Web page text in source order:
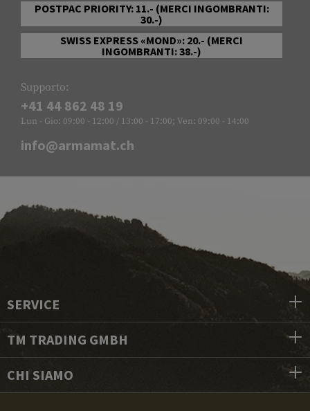
POSTPAC PRIORITY: 11.- (MERCI INGOMBRANTI:
30.-)
SWISS EXPRESS «MOND»: 20.- (MERCI
INGOMBRANTI: 38.-)
Supporto:
+41 44 862 48 19
Lun - Gio: 09:00 - 12:00 / 13:00 - 17:00; Ven: 09:00 - 14:00
info@armamat.ch
SERVICE
TM TRADING GMBH
CHI SIAMO